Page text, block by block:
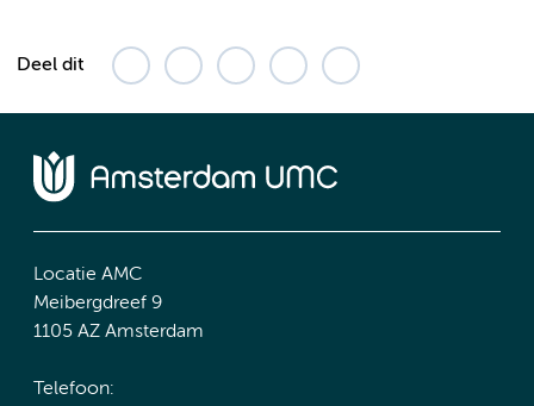
Deel dit
Locatie AMC
Meibergdreef 9
1105 AZ Amsterdam
Telefoon: